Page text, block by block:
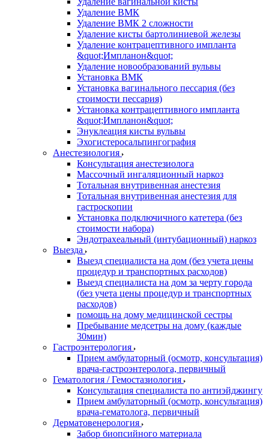
Удаление ВМК
Удаление ВМК 2 сложности
Удаление кисты бартолиниевой железы
Удаление контрацептивного импланта
&quot;Импланон&quot;
Удаление новообразований вульвы
Установка ВМК
Установка вагинального пессария (без
стоимости пессария)
Установка контрацептивного импланта
&quot;Импланон&quot;
Энуклеация кисты вульвы
Эхогистеросальпингография
Анестезиология
Консультация анестезиолога
Массочный ингаляционный наркоз
Тотальная внутривенная анестезия
Тотальная внутривенная анестезия для
гастроскопии
Установка подключичного катетера (без
стоимости набора)
Эндотрахеальный (интубационный) наркоз
Выезда
Выезд специалиста на дом (без учета цены
процедур и транспортных расходов)
Выезд специалиста на дом за черту города
(без учета цены процедур и транспортных
расходов)
помощь на дому медицинской сестры
Пребывание медсетры на дому (каждые
30мин)
Гастроэнтерология
Прием амбулаторный (осмотр, консультация)
врача-гастроэнтеролога, первичный
Гематология / Гемостазиология
Консультация специалиста по антиэйджингу
Прием амбулаторный (осмотр, консультация)
врача-гематолога, первичный
Дерматовенерология
Забор биопсийного материала